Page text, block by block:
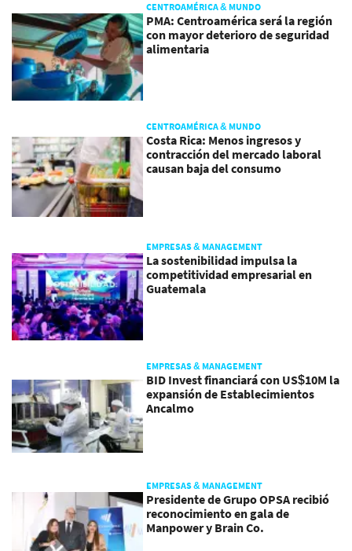
CENTROAMÉRICA & MUNDO
PMA: Centroamérica será la región
con mayor deterioro de seguridad
alimentaria
CENTROAMÉRICA & MUNDO
Costa Rica: Menos ingresos y
contracción del mercado laboral
causan baja del consumo
EMPRESAS & MANAGEMENT
La sostenibilidad impulsa la
competitividad empresarial en
Guatemala
EMPRESAS & MANAGEMENT
BID Invest financiará con US$10M la
expansión de Establecimientos
Ancalmo
EMPRESAS & MANAGEMENT
Presidente de Grupo OPSA recibió
reconocimiento en gala de
Manpower y Brain Co.